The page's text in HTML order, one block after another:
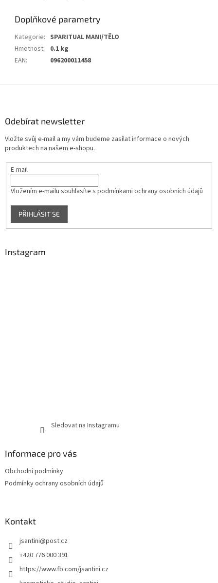
Doplňkové parametry
Kategorie: SPARITUAL MANI/TĚLO
Hmotnost:
0.1 kg
EAN: 096200011458
Odebírat newsletter
Vložte svůj e-mail a my vám budeme zasílat informace o nových
produktech na našem e-shopu.
E-mail
Vložením e-mailu souhlasíte s podmínkami ochrany osobních údajů
PŘIHLÁSIT SE
Instagram
Sledovat na Instagramu
Informace pro vás
Obchodní podmínky
Podmínky ochrany osobních údajů
Kontakt
jsantini@post.cz
+420 776 000 391
https://www.fb.com/jsantini.cz